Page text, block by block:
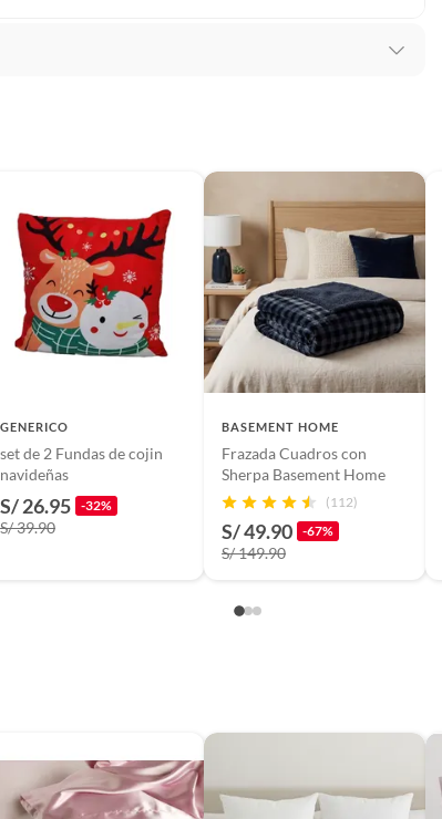
alimenticios, vitaminas.
con señales de uso, sin empaques, etiquetas o sellos.
GENERICO
set de 2 Fundas de cojin
navideñas
S/ 26.95 -32%
S/ 39.90
BASEMENT HOME
Frazada Cuadros con
Sherpa Basement Home
(112)
S/ 49.90 -67%
S/ 149.90